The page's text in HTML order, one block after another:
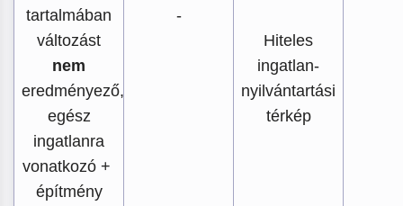
tartalmában
változást
nem
eredményező,
egész
ingatlanra
vonatkozó +
építmény
-
Hiteles
ingatlan-
nyilvántartási
térkép